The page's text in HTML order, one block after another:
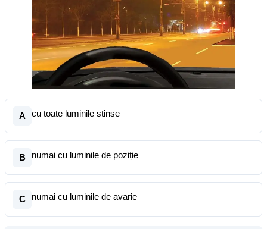
A cu toate luminile stinse
B numai cu luminile de poziție
C numai cu luminile de avarie